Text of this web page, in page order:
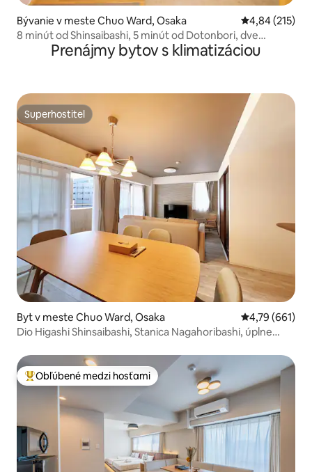
Bývanie v meste Chuo Ward, Osaka Priemerné
4,84 (215)
8 minút od Shinsaibashi, 5 minút od Dotonbori, dve
kúpeľne, dve samostatné kúpeľne, luxusne zariadené
Prenájmy bytov s klimatizáciou
Superhostiteľ
Superhostiteľ
Byt v meste Chuo Ward, Osaka Priemerné
4,79 (661)
Dio Higashi Shinsaibashi, Stanica Nagahoribashi, úplne
Shinsaibashi-suji, centrum, apartmán s 2 manželskými
posteľami.
Najobľúbenejšie medzi hosťami
Obľúbené medzi hosťami